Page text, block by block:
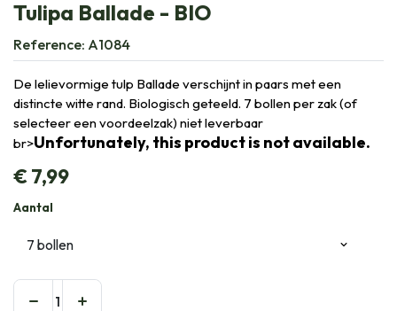
Tulipa Ballade - BIO
Reference: A1084
De lelievormige tulp Ballade verschijnt in paars met een
distincte witte rand. Biologisch geteeld. 7 bollen per zak (of
selecteer een voordeelzak) niet leverbaar
br>Unfortunately, this product is not available.
€7,99
Aantal